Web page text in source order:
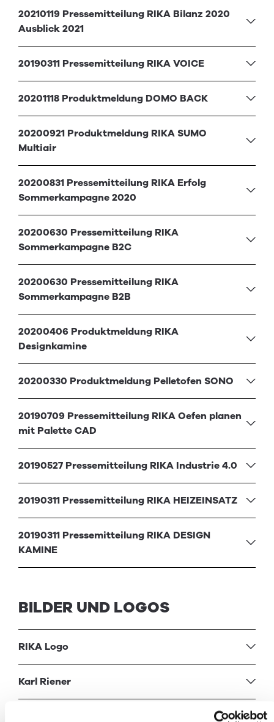
20210119 Pressemitteilung RIKA Bilanz 2020
Ausblick 2021
20190311 Pressemitteilung RIKA VOICE
20201118 Produktmeldung DOMO BACK
20200921 Produktmeldung RIKA SUMO
Multiair
20200831 Pressemitteilung RIKA Erfolg
Sommerkampagne 2020
20200630 Pressemitteilung RIKA
Sommerkampagne B2C
20200630 Pressemitteilung RIKA
Sommerkampagne B2B
20200406 Produktmeldung RIKA
Designkamine
20200330 Produktmeldung Pelletofen SONO
20190709 Pressemitteilung RIKA Oefen planen
mit Palette CAD
20190527 Pressemitteilung RIKA Industrie 4.0
20190311 Pressemitteilung RIKA HEIZEINSATZ
20190311 Pressemitteilung RIKA DESIGN
KAMINE
BILDER UND LOGOS
RIKA Logo
Karl Riener